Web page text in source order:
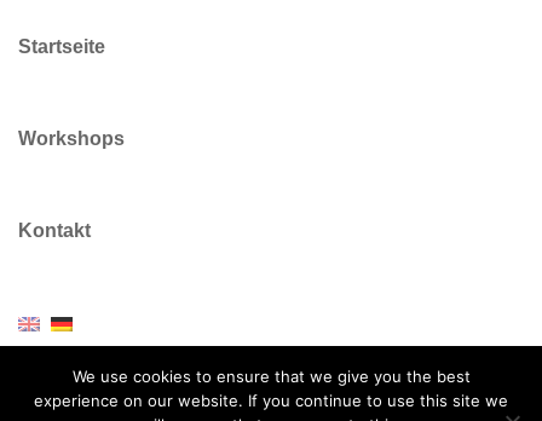
Startseite
Workshops
Kontakt
We use cookies to ensure that we give you the best
experience on our website. If you continue to use this site we